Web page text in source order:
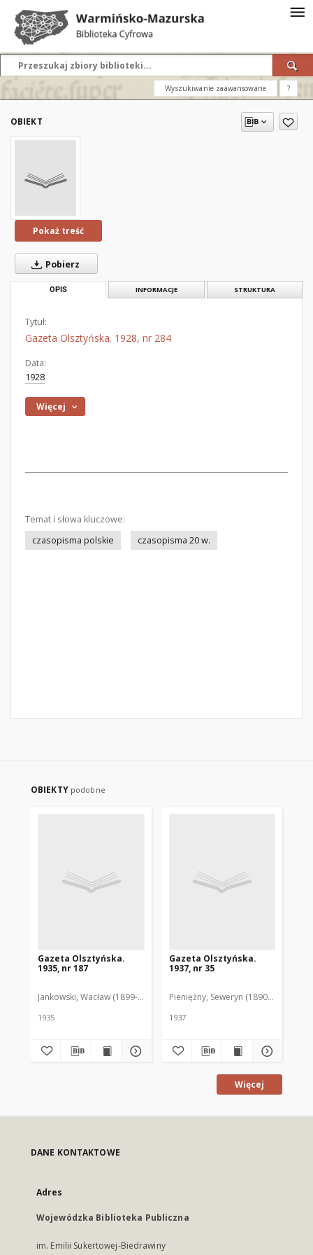
Wyszukiwanie zaawansowane ?
OBIEKT
Pokaż treść
Pobierz
OPIS INFORMACJE STRUKTURA
Tytuł:
Gazeta Olsztyńska. 1928, nr 284
Data:
1928
Więcej
Temat i słowa kluczowe:
czasopisma polskie
czasopisma 20 w.
OBIEKTY podobne
Gazeta Olsztyńska.
1935, nr 187
Jankowski, Wacław (1899-1975). Red.
1935
Gazeta Olsztyńska.
1937, nr 35
Pieniężny, Seweryn (1890-1940). Red.
1937
Więcej
DANE KONTAKTOWE
Adres
Wojewódzka Biblioteka Publiczna
im. Emilii Sukertowej-Biedrawiny